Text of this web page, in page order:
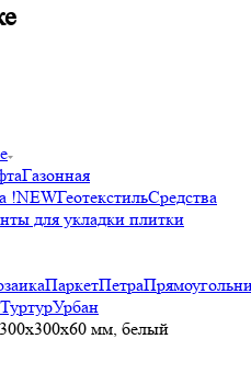
Газонная
!NEWГеотекстильСредства
для укладки плитки
ПаркетПетра
ТуртурУрбан
мм, белый